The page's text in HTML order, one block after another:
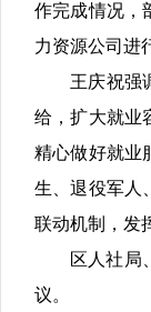
作完成情况，
力资源公司进
王庆祝强
给，扩大就业
精心做好就业
生、退役军人
联动机制，发
区人社局
议。